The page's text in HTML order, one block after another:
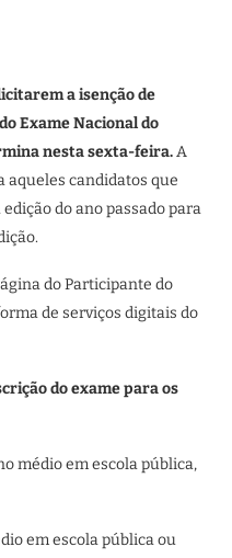
a isenção de
Exame Nacional do
nesta sexta-feira.A
aqueles candidatos que
do ano passado para
do Participante do
de serviços digitais do
do exame para os
médio em escola pública,
em escola pública ou